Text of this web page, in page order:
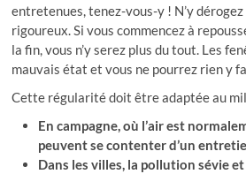
entretenues, tenez-vous-y ! N’y
rigoureux. Si vous commencez à
la fin, vous n’y serez plus du tout. Les
mauvais état et vous ne pourrez rien y
Cette régularité doit être adaptée au
En campagne, où l’air est
peuvent se contenter d’un
Dans les villes, la pollution sévie